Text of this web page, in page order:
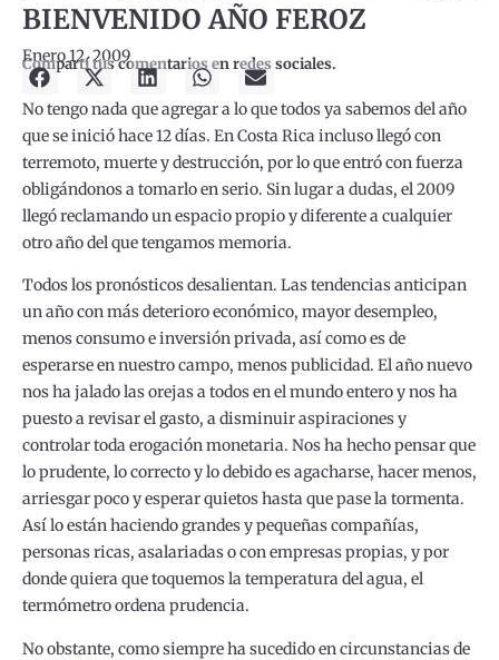
BIENVENIDO AÑO FEROZ
Enero 12, 2009
Compartí tus comentarios en redes sociales.
No tengo nada que agregar a lo que todos ya sabemos del año
que se inició hace 12 días. En Costa Rica incluso llegó con
terremoto, muerte y destrucción, por lo que entró con fuerza
obligándonos a tomarlo en serio. Sin lugar a dudas, el 2009
llegó reclamando un espacio propio y diferente a cualquier
otro año del que tengamos memoria.
Todos los pronósticos desalientan. Las tendencias anticipan
un año con más deterioro económico, mayor desempleo,
menos consumo e inversión privada, así como es de
esperarse en nuestro campo, menos publicidad. El año nuevo
nos ha jalado las orejas a todos en el mundo entero y nos ha
puesto a revisar el gasto, a disminuir aspiraciones y
controlar toda erogación monetaria. Nos ha hecho pensar que
lo prudente, lo correcto y lo debido es agacharse, hacer menos,
arriesgar poco y esperar quietos hasta que pase la tormenta.
Así lo están haciendo grandes y pequeñas compañías,
personas ricas, asalariadas o con empresas propias, y por
donde quiera que toquemos la temperatura del agua, el
termómetro ordena prudencia.
No obstante, como siempre ha sucedido en circunstancias de